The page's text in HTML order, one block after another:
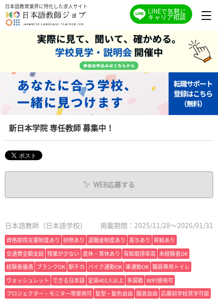
日本語教育業界に特化した求人サイト
LINEで気軽に
キャリア相談
新日本学院 専任教師 募集中！
WEB応募する
日本語教師（日本語学校） 掲載期間：2025/11/28～2026/01/31
資格取得支援制度あり 研修あり 退職金制度あり 賞与あり 昇給あり
交通費全額支給 残業が少ない 産休・育休あり 有給取得率高 未経験者OK
経験者優遇 ブランクOK 駅チカ バイク通勤OK 車通勤OK 職員専用トイレ
ウォッシュレット
できる日本語 定員401人以上 多国籍 WIFI使用可
プロジェクター・モニター等使用可 髪型・髪色自由 服装自由 応募前学校見学可能